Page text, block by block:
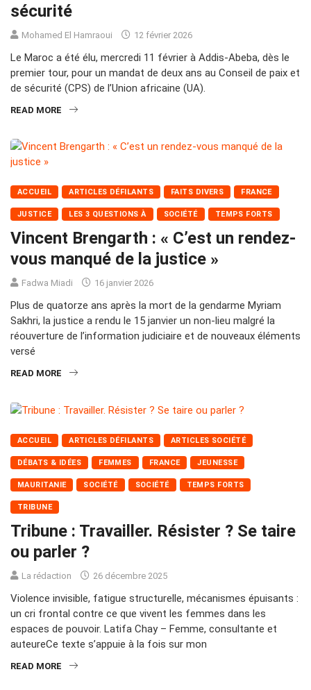
sécurité
Mohamed El Hamraoui 12 février 2026
Le Maroc a été élu, mercredi 11 février à Addis-Abeba, dès le
premier tour, pour un mandat de deux ans au Conseil de paix et
de sécurité (CPS) de l’Union africaine (UA).
READ MORE
ACCUEIL ARTICLES DÉFILANTS FAITS DIVERS FRANCE
JUSTICE LES 3 QUESTIONS À SOCIÉTÉ TEMPS FORTS
Vincent Brengarth : « C’est un rendez-
vous manqué de la justice »
Fadwa Miadi 16 janvier 2026
Plus de quatorze ans après la mort de la gendarme Myriam
Sakhri, la justice a rendu le 15 janvier un non-lieu malgré la
réouverture de l’information judiciaire et de nouveaux éléments
versé
READ MORE
ACCUEIL ARTICLES DÉFILANTS ARTICLES SOCIÉTÉ
DÉBATS & IDÉES FEMMES FRANCE JEUNESSE
MAURITANIE SOCIÉTÉ SOCIÉTÉ TEMPS FORTS
TRIBUNE
Tribune : Travailler. Résister ? Se taire
ou parler ?
La rédaction 26 décembre 2025
Violence invisible, fatigue structurelle, mécanismes épuisants :
un cri frontal contre ce que vivent les femmes dans les
espaces de pouvoir. Latifa Chay – Femme, consultante et
auteureCe texte s’appuie à la fois sur mon
READ MORE